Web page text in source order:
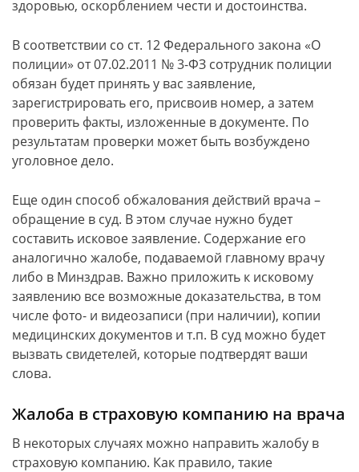
здоровью, оскорблением чести и достоинства.
В соответствии со ст. 12 Федерального закона «О
полиции» от 07.02.2011 № 3-ФЗ сотрудник полиции
обязан будет принять у вас заявление,
зарегистрировать его, присвоив номер, а затем
проверить факты, изложенные в документе. По
результатам проверки может быть возбуждено
уголовное дело.
Еще один способ обжалования действий врача –
обращение в суд. В этом случае нужно будет
составить исковое заявление. Содержание его
аналогично жалобе, подаваемой главному врачу
либо в Минздрав. Важно приложить к исковому
заявлению все возможные доказательства, в том
числе фото- и видеозаписи (при наличии), копии
медицинских документов и т.п. В суд можно будет
вызвать свидетелей, которые подтвердят ваши
слова.
Жалоба в страховую компанию на врача
В некоторых случаях можно направить жалобу в
страховую компанию. Как правило, такие